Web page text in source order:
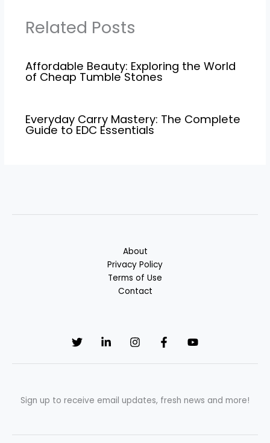
Related Posts
Affordable Beauty: Exploring the World
of Cheap Tumble Stones
Everyday Carry Mastery: The Complete
Guide to EDC Essentials
About
Privacy Policy
Terms of Use
Contact
Sign up to receive email updates, fresh news and more!